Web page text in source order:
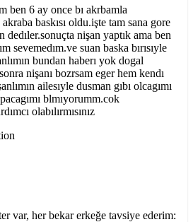
ben 6 ay once bı akrbamla
akraba baskısı oldu.işte tam sana gore
dedıler.sonuçta nişan yaptık ama ben
sevemedım.ve suan baska bırısıyle
bundan haberı yok dogal
nişanı bozrsam eger hem kendı
ailesıyle dusman gıbı olcagımı
blmıyorumm.cok
olabılırmısınız
var, her bekar erkeğe tavsiye ederim: